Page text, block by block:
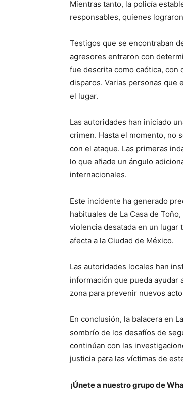
Mientras tanto, la policía
responsables, quienes
Testigos que se encontraban
agresores entraron con
fue descrita como caótica, con
disparos. Varias personas que
el lugar.
Las autoridades han iniciado
crimen. Hasta el momento, no
con el ataque. Las primeras
lo que añade un ángulo
internacionales.
Este incidente ha generado
habituales de La Casa de
violencia desatada en un
afecta a la Ciudad de México.
Las autoridades locales han
información que pueda ayudar
zona para prevenir nuevos
En conclusión, la balacera en
sombrío de los desafíos de
continúan con las
justicia para las víctimas de
¡Únete a nuestro grupo de